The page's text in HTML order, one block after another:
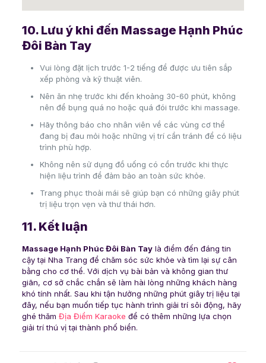
10. Lưu ý khi đến Massage Hạnh Phúc
Đôi Bàn Tay
Vui lòng đặt lịch trước 1-2 tiếng để được ưu tiên sắp
xếp phòng và kỹ thuật viên.
Nên ăn nhẹ trước khi đến khoảng 30-60 phút, không
nên để bụng quá no hoặc quá đói trước khi massage.
Hãy thông báo cho nhân viên về các vùng cơ thể
đang bị đau mỏi hoặc những vị trí cần tránh để có liệu
trình phù hợp.
Không nên sử dụng đồ uống có cồn trước khi thực
hiện liệu trình để đảm bảo an toàn sức khỏe.
Trang phục thoải mái sẽ giúp bạn có những giây phút
trị liệu trọn vẹn và thư thái hơn.
11. Kết luận
Massage Hạnh Phúc Đôi Bàn Taylà điểm đến đáng tin
cậy tại Nha Trang để chăm sóc sức khỏe và tìm lại sự cân
bằng cho cơ thể. Với dịch vụ bài bản và không gian thư
giãn, cơ sở chắc chắn sẽ làm hài lòng những khách hàng
khó tính nhất. Sau khi tận hưởng những phút giây trị liệu tại
đây, nếu bạn muốn tiếp tục hành trình giải trí sôi động, hãy
ghé thăm Địa Điểm Karaoke để có thêm những lựa chọn
giải trí thú vị tại thành phố biển.